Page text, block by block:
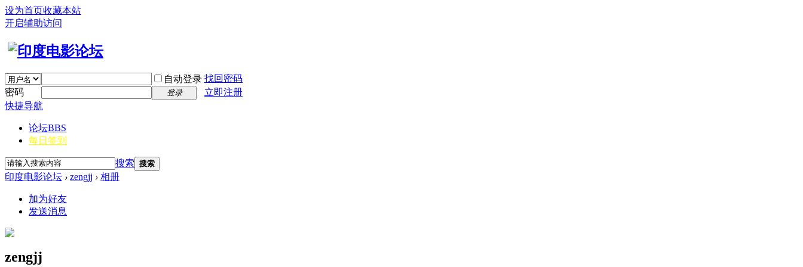
设为首页收藏本站
开启辅助访问
自动登录 找回密码
密码
登录
立即注册
快捷导航
论坛BBS
每日签到
搜索 搜索
印度电影论坛 › zengjj › 相册
加为好友
发送消息
zengjj